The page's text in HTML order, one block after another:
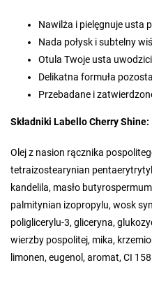
Nawilża i pielęgnuje usta
Nada połysk i subtelny
Otula Twoje usta
Delikatna formuła
Przebadane i
Składniki Labello Cherry Shine:
Olej z nasion rącznika
tetraizostearynian
kandelila, masło
palmitynian izopropylu, wosk
poliglicerylu-3, gliceryna,
wierzby pospolitej, mika,
limonen, eugenol, aromat, CI